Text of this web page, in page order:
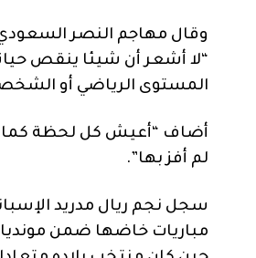
وقال مهاجم النصر
“لا أشعر أن شيئا ينقص
المستوى الرياضي أو
أضاف “أعيش كل لحظة كما
لم أفز بها”.
سجل نجم ريال مدريد